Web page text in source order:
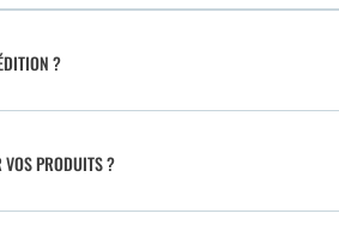
?
VOS PRODUITS ?